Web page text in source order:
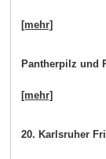
[mehr]
Pantherpilz und
[mehr]
20. Karlsruher